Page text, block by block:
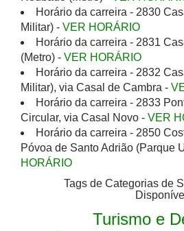
Horário da carreira - 2830
Militar) - VER HORÁRIO
Horário da carreira - 2831
(Metro) - VER HORÁRIO
Horário da carreira - 2832
Militar), via Casal de Cambra -
Horário da carreira - 2833
Circular, via Casal Novo - VER
Horário da carreira - 2850
Póvoa de Santo Adrião (Parque
HORÁRIO
Tags de Categorias de
Turismo e